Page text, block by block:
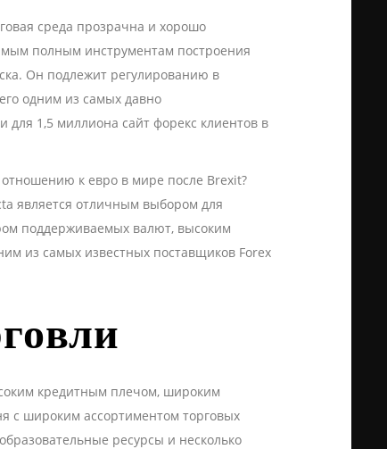
среда прозрачна и хорошо
полным инструментам построения
Он подлежит регулированию в
одним из самых давно
для 1,5 миллиона сайт форекс клиентов в
отношению к евро в мире после Brexit?
является отличным выбором для
поддерживаемых валют, высоким
из самых известных поставщиков Forex
кредитным плечом, широким
с широким ассортиментом торговых
ресурсы и несколько